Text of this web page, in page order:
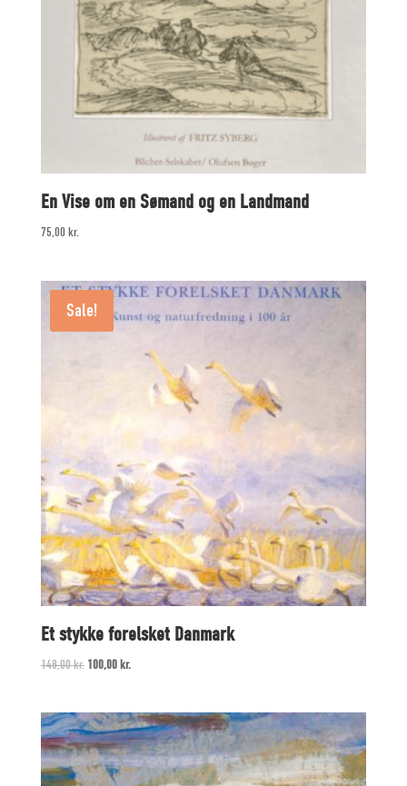
En Vise om en Sømand og en Landmand
75,00 kr.
Sale!
Et stykke forelsket Danmark
148,00kr. Original
148,00 kr..
100,00 kr.Current
100,00 kr..